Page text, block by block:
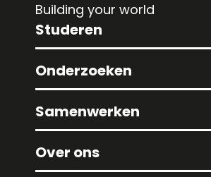
Building your world
Studeren
Onderzoeken
Samenwerken
Over ons